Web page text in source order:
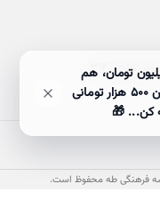
واحد ۳۱۴
فرهنگی طه محفوظ است.
آخر هفته! با خرید بالای 3 میلیون تومان، هم
ارسالت رایگان میشه، هم وارد قرعه‌کشی بن ۵۰۰ هزار تومانی
کن... 🎁